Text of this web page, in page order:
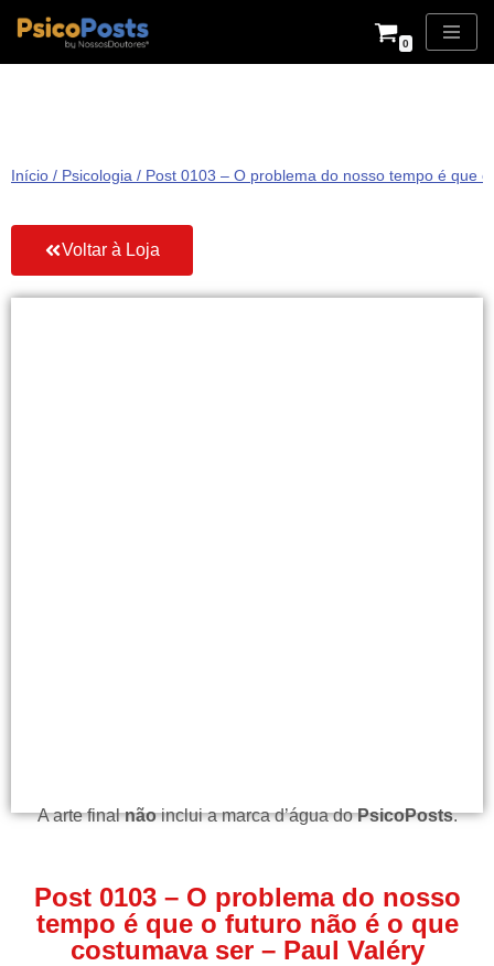
Pular
0
Início / Psicologia / Post 0103 – O problema do nosso tempo é que
Voltar à Loja
A arte finalnãoinclui a marca d’água doPsicoPosts.
Post 0103 – O problema do nosso
tempo é que o futuro não é o que
costumava ser – Paul Valéry